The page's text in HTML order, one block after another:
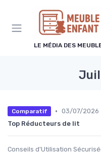
LE MÉDIA DES
Comparatif • 03/07/2026
Top Réducteurs de lit
Conseils d'Utilisation